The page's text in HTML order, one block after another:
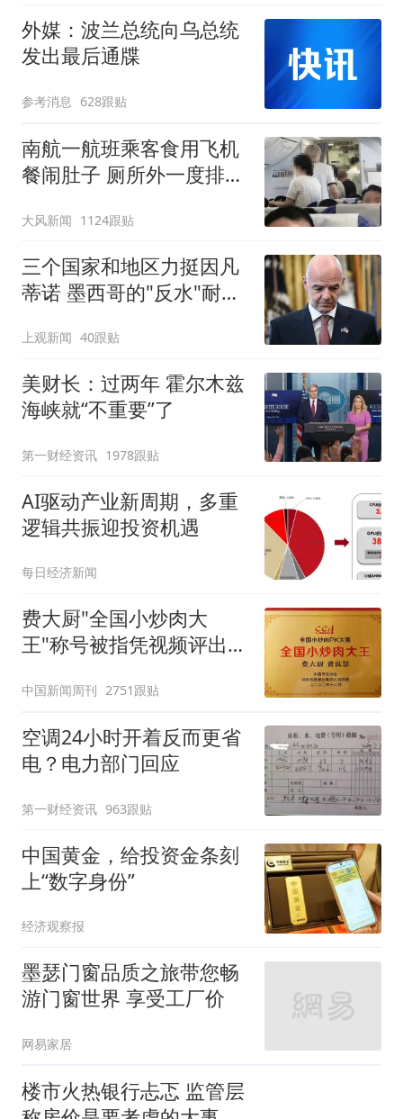
业，250亿美元明星ETF重
仓长鑫科技
外媒：波兰总统向乌总统
发出最后通牒
参考消息 628跟贴
南航一航班乘客食用飞机
餐闹肚子 厕所外一度排长
大风新闻 1124跟贴
三个国家和地区力挺因凡
蒂诺 墨西哥的"反水"耐人
上观新闻 40跟贴
美财长：过两年 霍尔木兹
海峡就“不重要”了
第一财经资讯 1978跟贴
AI驱动产业新周期，多重
逻辑共振迎投资机遇
每日经济新闻
费大厨"全国小炒肉大
王"称号被指凭视频评出
中国新闻周刊 2751跟贴
空调24小时开着反而更省
电？电力部门回应
第一财经资讯 963跟贴
中国黄金，给投资金条刻
上“数字身份”
经济观察报
墨瑟门窗品质之旅带您畅
游门窗世界 享受工厂价
网易家居
楼市火热银行忐忑 监管层